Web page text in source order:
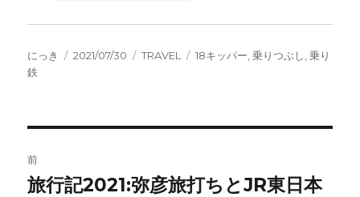
投
稿
にっき
投
2021/07/30
カ
TRAVEL
タ
18キッパー ,乗りつぶし ,乗り
鉄
稿
前
前
旅行記2021:弥彦旅打ちとJR東日本